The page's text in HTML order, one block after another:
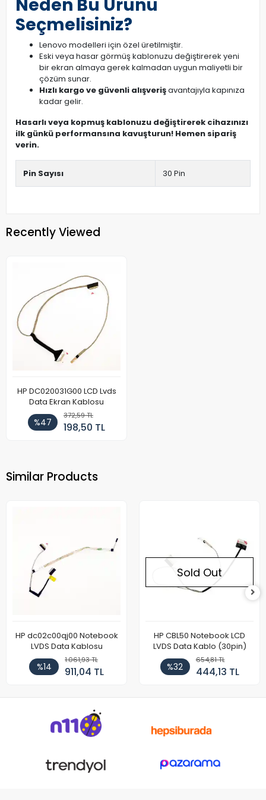
Neden Bu Ürünü
Seçmelisiniz?
Lenovo modelleri için özel üretilmiştir.
Eski veya hasar görmüş kablonuzu değiştirerek yeni
bir ekran almaya gerek kalmadan uygun maliyetli bir
çözüm sunar.
Hızlı kargo ve güvenli alışverişavantajıyla kapınıza
kadar gelir.
Hasarlı veya kopmuş kablonuzu değiştirerek cihazınızı
ilk günkü performansına kavuşturun! Hemen sipariş
verin.
Pin Sayısı 30 Pin
Recently Viewed
HP DC020031G00 LCD Lvds
Data Ekran Kablosu
%47
372,59 TL
198,50 TL
Similar Products
HP dc02c00qj00 Notebook
LVDS Data Kablosu
%14
1.061,93 TL
911,04 TL
Sold Out
HP CBL50 Notebook LCD
LVDS Data Kablo (30pin)
%32
654,81 TL
444,13 TL